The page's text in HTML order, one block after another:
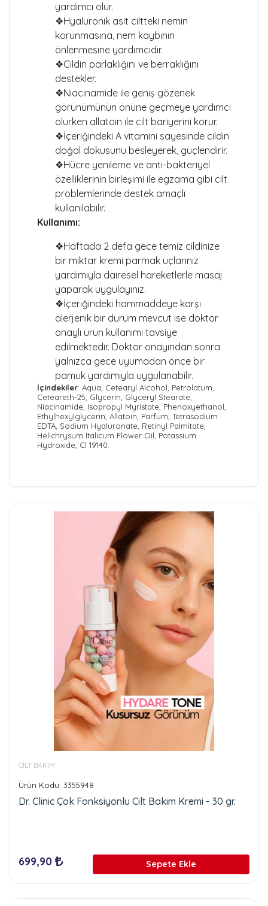
yardımcı olur.
❖Hyaluronik asit ciltteki nemin
korunmasına, nem kaybının
önlenmesine yardımcıdır.
❖Cildin parlaklığını ve berraklığını
destekler.
❖Niacinamide ile geniş gözenek
görünümünün önüne geçmeye yardımcı
olurken allatoin ile cilt bariyerini korur.
❖İçeriğindeki A vitamini sayesinde cildin
doğal dokusunu besleyerek, güçlendirir.
❖Hücre yenileme ve anti-bakteriyel
özelliklerinin birleşimi ile egzama gibi cilt
problemlerinde destek amaçlı
kullanılabilir.
Kullanımı:
❖Haftada 2 defa gece temiz cildinize
bir miktar kremi parmak uçlarınız
yardımıyla dairesel hareketlerle masaj
yaparak uygulayınız.
❖İçeriğindeki hammaddeye karşı
alerjenik bir durum mevcut ise doktor
onaylı ürün kullanımı tavsiye
edilmektedir. Doktor onayından sonra
yalnızca gece uyumadan önce bir
pamuk yardımıyla uygulanabilir.
İçindekiler: Aqua, Cetearyl Alcohol, Petrolatum,
Ceteareth-25, Glycerin, Glyceryl Stearate,
Niacinamide, Isopropyl Myristate, Phenoxyethanol,
Ethylhexylglycerin, Allatoin, Parfum, Tetrasodium
EDTA, Sodium Hyaluronate, Retinyl Palmitate,
Helichrysum Italicum Flower Oil, Potassium
Hydroxide, Cl 19140.
CİLT BAKIM
Ürün Kodu: 3355948
Dr. Clinic Çok Fonksiyonlu Cilt Bakım Kremi - 30 gr.
699,90 Sepete Ekle